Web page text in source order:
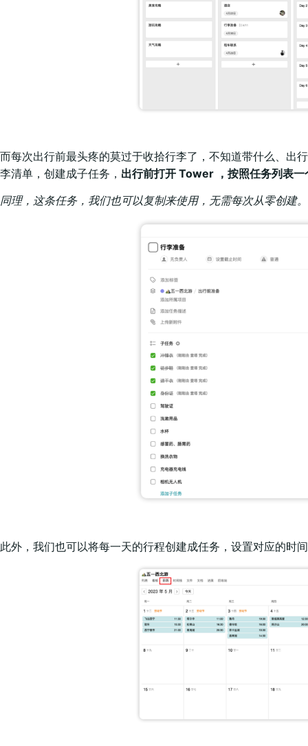
而每次出行前最头疼的莫过于收拾行李了，不知道带什么、出行
李清单，创建成子任务， 出行前打开 Tower ，按照任务列表一
同理，这条任务，我们也可以复制来使用，无需每次从零创建。
此外，我们也可以将每一天的行程创建成任务，设置对应的时